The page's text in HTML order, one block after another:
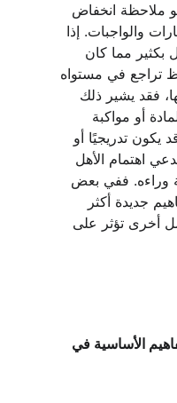
ملاحظة انخفاض
والواجبات. إذا
مما كان
تراجع في مستواه
فقد يشير ذلك
أو مواكبة
يكون تدريجيًا أو
اهتمام الأهل
وراءه. ففي بعض
جديدة أكثر
أخرى تؤثر على
الأساسية في